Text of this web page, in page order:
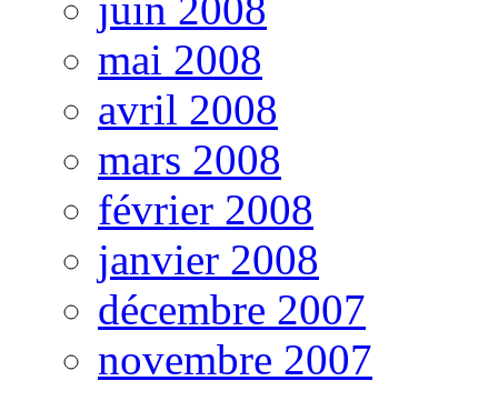
mai 2008
avril 2008
mars 2008
février 2008
janvier 2008
décembre 2007
novembre 2007